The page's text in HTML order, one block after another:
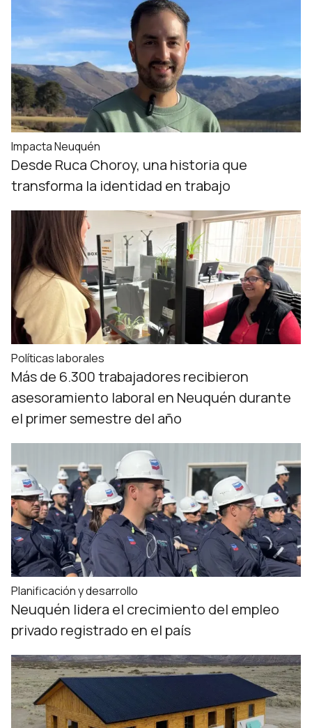
Impacta Neuquén
Desde Ruca Choroy, una historia que
transforma la identidad en trabajo
Políticas laborales
Más de 6.300 trabajadores recibieron
asesoramiento laboral en Neuquén durante
el primer semestre del año
Planificación y desarrollo
Neuquén lidera el crecimiento del empleo
privado registrado en el país